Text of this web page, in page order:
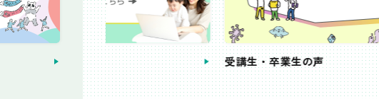
受講生・卒業生の声